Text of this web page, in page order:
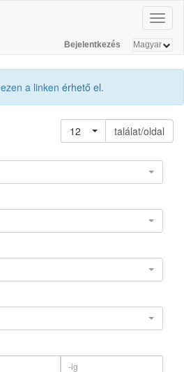
Bejelentkezés
ezen a linken érhető el.
12
találat/oldal